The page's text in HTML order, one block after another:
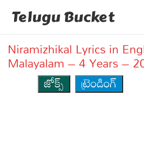
Telugu Bucket
Niramizhikal Lyrics in
Malayalam – 4 Years –
జోక్స్
ట్రెండింగ్